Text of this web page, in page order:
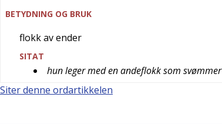
BETYDNING OG BRUK
flokk av ender
SITAT
hun leger med en andeflokk som svømmer
Siter denne ordartikkelen